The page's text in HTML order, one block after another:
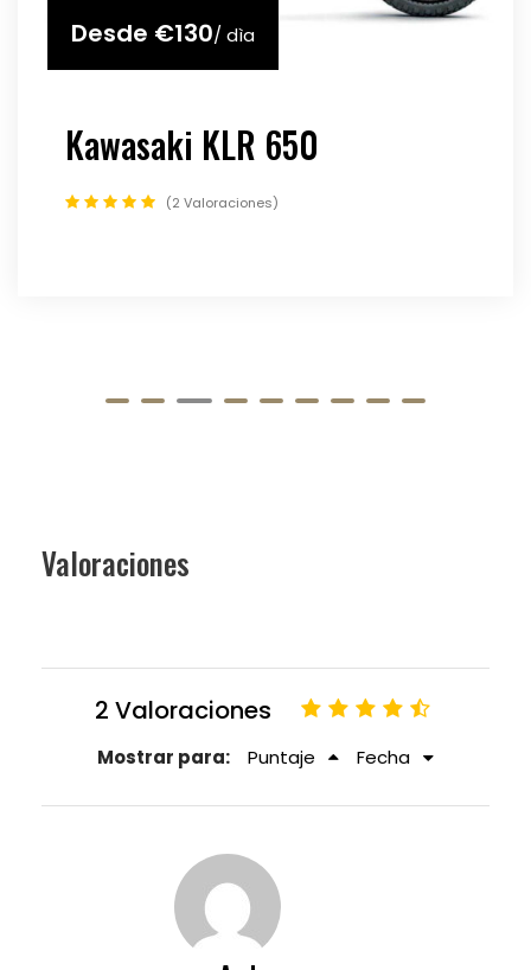
Desde
Suzuki DL 650 XT
Valoraciones
2 Valoraciones
Mostrar para: Puntaje Fecha